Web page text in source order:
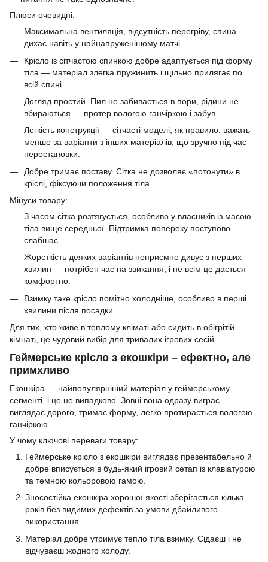
Плюси очевидні:
Максимальна вентиляція, відсутність перегріву, спина
дихає навіть у найнапруженішому матчі.
Крісло із сітчастою спинкою добре адаптується під форму
тіла — матеріал злегка пружинить і щільно прилягає по
всій спині.
Догляд простий. Пил не забивається в пори, рідини не
вбираються — протер вологою ганчіркою і забув.
Легкість конструкції — сітчасті моделі, як правило, важать
менше за варіанти з інших матеріалів, що зручно під час
перестановки.
Добре тримає поставу. Сітка не дозволяє «потонути» в
кріслі, фіксуючи положення тіла.
Мінуси товару:
З часом сітка розтягується, особливо у власників із масою
тіла вище середньої. Підтримка попереку поступово
слабшає.
Жорсткість деяких варіантів неприємно дивує з перших
хвилин — потрібен час на звикання, і не всім це дається
комфортно.
Взимку таке крісло помітно холодніше, особливо в перші
хвилини після посадки.
Для тих, хто живе в теплому кліматі або сидить в обігрітій
кімнаті, це чудовий вибір для тривалих ігрових сесій.
Геймерське крісло з екошкіри – ефектно, але
примхливо
Екошкіра — найпопулярніший матеріал у геймерському
сегменті, і це не випадково. Зовні вона одразу виграє —
виглядає дорого, тримає форму, легко протирається вологою
ганчіркою.
У чому ключові переваги товару:
Геймерське крісло з екошкіри виглядає презентабельно й
добре вписується в будь-який ігровий сетап із клавіатурою
та темною кольоровою гамою.
Зносостійка екошкіра хорошої якості зберігається кілька
років без видимих дефектів за умови дбайливого
використання.
Матеріал добре утримує тепло тіла взимку. Сідаєш і не
відчуваєш жодного холоду.